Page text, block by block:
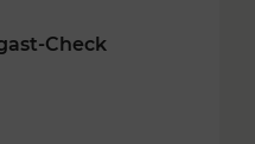
Check